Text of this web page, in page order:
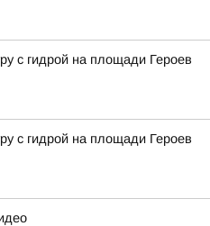
с гидрой на площади Героев
с гидрой на площади Героев